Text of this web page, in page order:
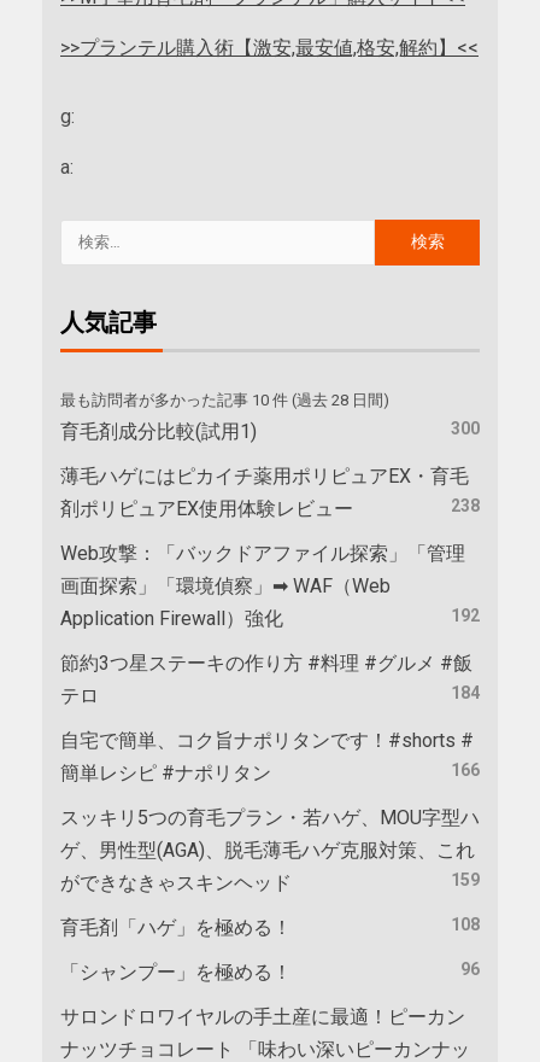
>>プランテル購入術【激安,最安値,格安,解約】<<
g:
a:
人気記事
最も訪問者が多かった記事 10 件 (過去 28 日間)
育毛剤成分比較(試用1) 300
薄毛ハゲにはピカイチ薬用ポリピュアEX・育毛
剤ポリピュアEX使用体験レビュー
238
Web攻撃：「バックドアファイル探索」「管理
画面探索」「環境偵察」➡ WAF（Web
Application Firewall）強化
192
節約3つ星ステーキの作り方 #料理 #グルメ #飯
テロ
184
自宅で簡単、コク旨ナポリタンです！#shorts #
簡単レシピ #ナポリタン
166
スッキリ5つの育毛プラン・若ハゲ、MOU字型ハ
ゲ、男性型(AGA)、脱毛薄毛ハゲ克服対策、これ
ができなきゃスキンヘッド
159
育毛剤「ハゲ」を極める！ 108
「シャンプー」を極める！ 96
サロンドロワイヤルの手土産に最適！ピーカン
ナッツチョコレート 「味わい深いピーカンナッ